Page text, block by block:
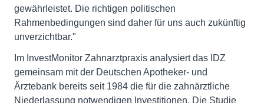
gewährleistet. Die richtigen politischen
Rahmenbedingungen sind daher für uns auch zukünftig
unverzichtbar."
Im InvestMonitor Zahnarztpraxis analysiert das IDZ
gemeinsam mit der Deutschen Apotheker- und
Ärztebank bereits seit 1984 die für die zahnärztliche
Niederlassung notwendigen Investitionen. Die Studie